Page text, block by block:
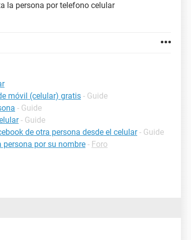
la persona por telefono celular
móvil (celular) gratis - Guide
- Guide
- Guide
de otra persona desde el celular - Guide
persona por su nombre - Foro